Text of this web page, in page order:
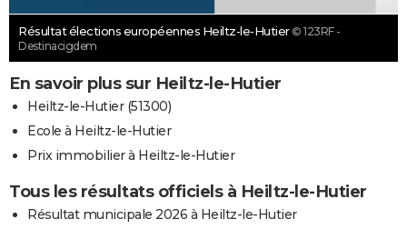
Résultat élections européennes Heiltz-le-Hutier © 123RF -
Destinacigdem
En savoir plus sur Heiltz-le-Hutier
Heiltz-le-Hutier (51300)
Ecole à Heiltz-le-Hutier
Prix immobilier à Heiltz-le-Hutier
Tous les résultats officiels à Heiltz-le-Hutier
Résultat municipale 2026 à Heiltz-le-Hutier